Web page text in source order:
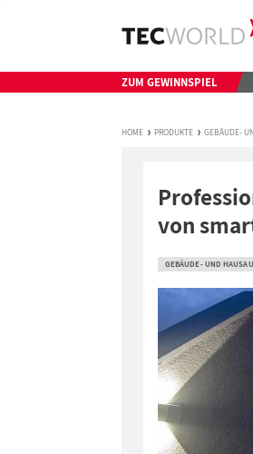
ZUM GEWINNSPIEL
HOME PRODUKTE GEBÄUDE-
von
GEBÄUDE- UND